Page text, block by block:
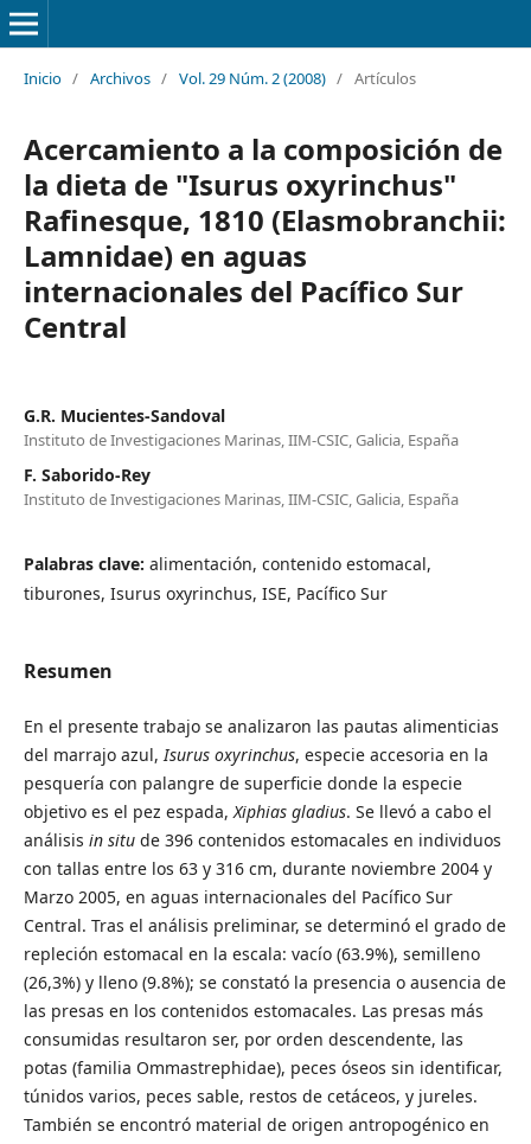
Inicio / Archivos / Vol. 29 Núm. 2 (2008) / Artículos
Acercamiento a la composición de
la dieta de "Isurus oxyrinchus"
Rafinesque, 1810 (Elasmobranchii:
Lamnidae) en aguas
internacionales del Pacífico Sur
Central
G.R. Mucientes-Sandoval
Instituto de Investigaciones Marinas, IIM-CSIC, Galicia, España
F. Saborido-Rey
Instituto de Investigaciones Marinas, IIM-CSIC, Galicia, España
Palabras clave: alimentación, contenido estomacal,
tiburones, Isurus oxyrinchus, ISE, Pacífico Sur
Resumen
En el presente trabajo se analizaron las pautas alimenticias
del marrajo azul, Isurus oxyrinchus, especie accesoria en la
pesquería con palangre de superficie donde la especie
objetivo es el pez espada,Xiphias gladius. Se llevó a cabo el
análisis in situde 396 contenidos estomacales en individuos
con tallas entre los 63 y 316 cm, durante noviembre 2004 y
Marzo 2005, en aguas internacionales del Pacífico Sur
Central. Tras el análisis preliminar, se determinó el grado de
repleción estomacal en la escala: vacío (63.9%), semilleno
(26,3%) y lleno (9.8%); se constató la presencia o ausencia de
las presas en los contenidos estomacales. Las presas más
consumidas resultaron ser, por orden descendente, las
potas (familia Ommastrephidae), peces óseos sin identificar,
túnidos varios, peces sable, restos de cetáceos, y jureles.
También se encontró material de origen antropogénico en